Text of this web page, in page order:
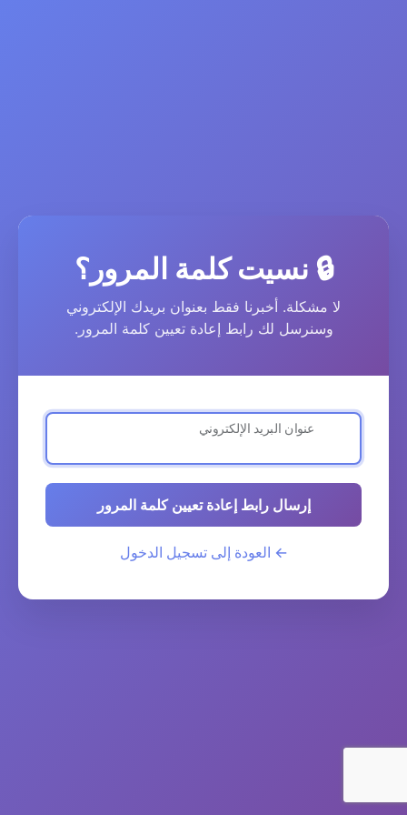
🔒 نسيت كلمة المرور؟
لا مشكلة. أخبرنا فقط بعنوان بريدك الإلكتروني
وسنرسل لك رابط إعادة تعيين كلمة المرور.
عنوان البريد الإلكتروني
إرسال رابط إعادة تعيين كلمة المرور
← العودة إلى تسجيل الدخول